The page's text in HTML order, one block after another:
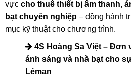
vực cho thuê thiết bị âm thanh,
bạt chuyên nghiệp – đồng hành
mục kỹ thuật cho chương trình.
4S Hoàng Sa Việt – Đơn
ánh sáng và nhà bạt cho
Léman